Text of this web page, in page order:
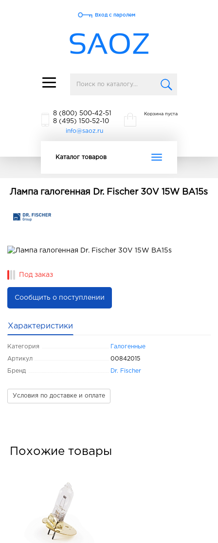
Toggle
navigation
Вход с паролем
8 (800) 500-42-51
8 (495) 150-52-10
info@saoz.ru
Корзина пуста
Toggle
Каталог товаров
Лампа галогенная Dr. Fischer 30V 15W BA15s
Под заказ
Сообщить о поступлении
Характеристики
Категория Галогенные
Артикул 00842015
Бренд Dr. Fischer
Условия по доставке и оплате
Похожие товары